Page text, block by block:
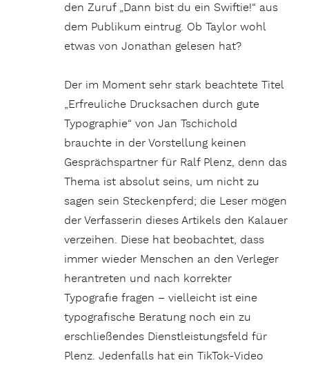
den Zuruf „Dann bist du ein Swiftie!“ aus
dem Publikum eintrug. Ob Taylor wohl
etwas von Jonathan gelesen hat?
Der im Moment sehr stark beachtete Titel
„Erfreuliche Drucksachen durch gute
Typographie“ von Jan Tschichold
brauchte in der Vorstellung keinen
Gesprächspartner für Ralf Plenz, denn das
Thema ist absolut seins, um nicht zu
sagen sein Steckenpferd; die Leser mögen
der Verfasserin dieses Artikels den Kalauer
verzeihen. Diese hat beobachtet, dass
immer wieder Menschen an den Verleger
herantreten und nach korrekter
Typografie fragen – vielleicht ist eine
typografische Beratung noch ein zu
erschließendes Dienstleistungsfeld für
Plenz. Jedenfalls hat ein TikTok-Video